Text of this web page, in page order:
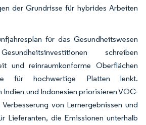
der Grundrisse für hybrides Arbeiten
für das Gesundheitswesen
schreiben
und reinraumkonforme Oberflächen
für hochwertige Platten lenkt.
Indien und Indonesien priorisieren VOC-
von Lernergebnissen und
Lieferanten, die Emissionen unterhalb